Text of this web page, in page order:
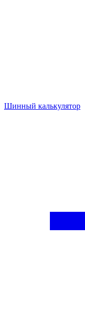
Шинный калькулятор